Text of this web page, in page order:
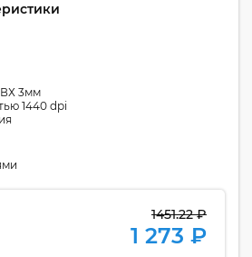
3мм
1440 dpi
1451.22 ₽
1 273 ₽